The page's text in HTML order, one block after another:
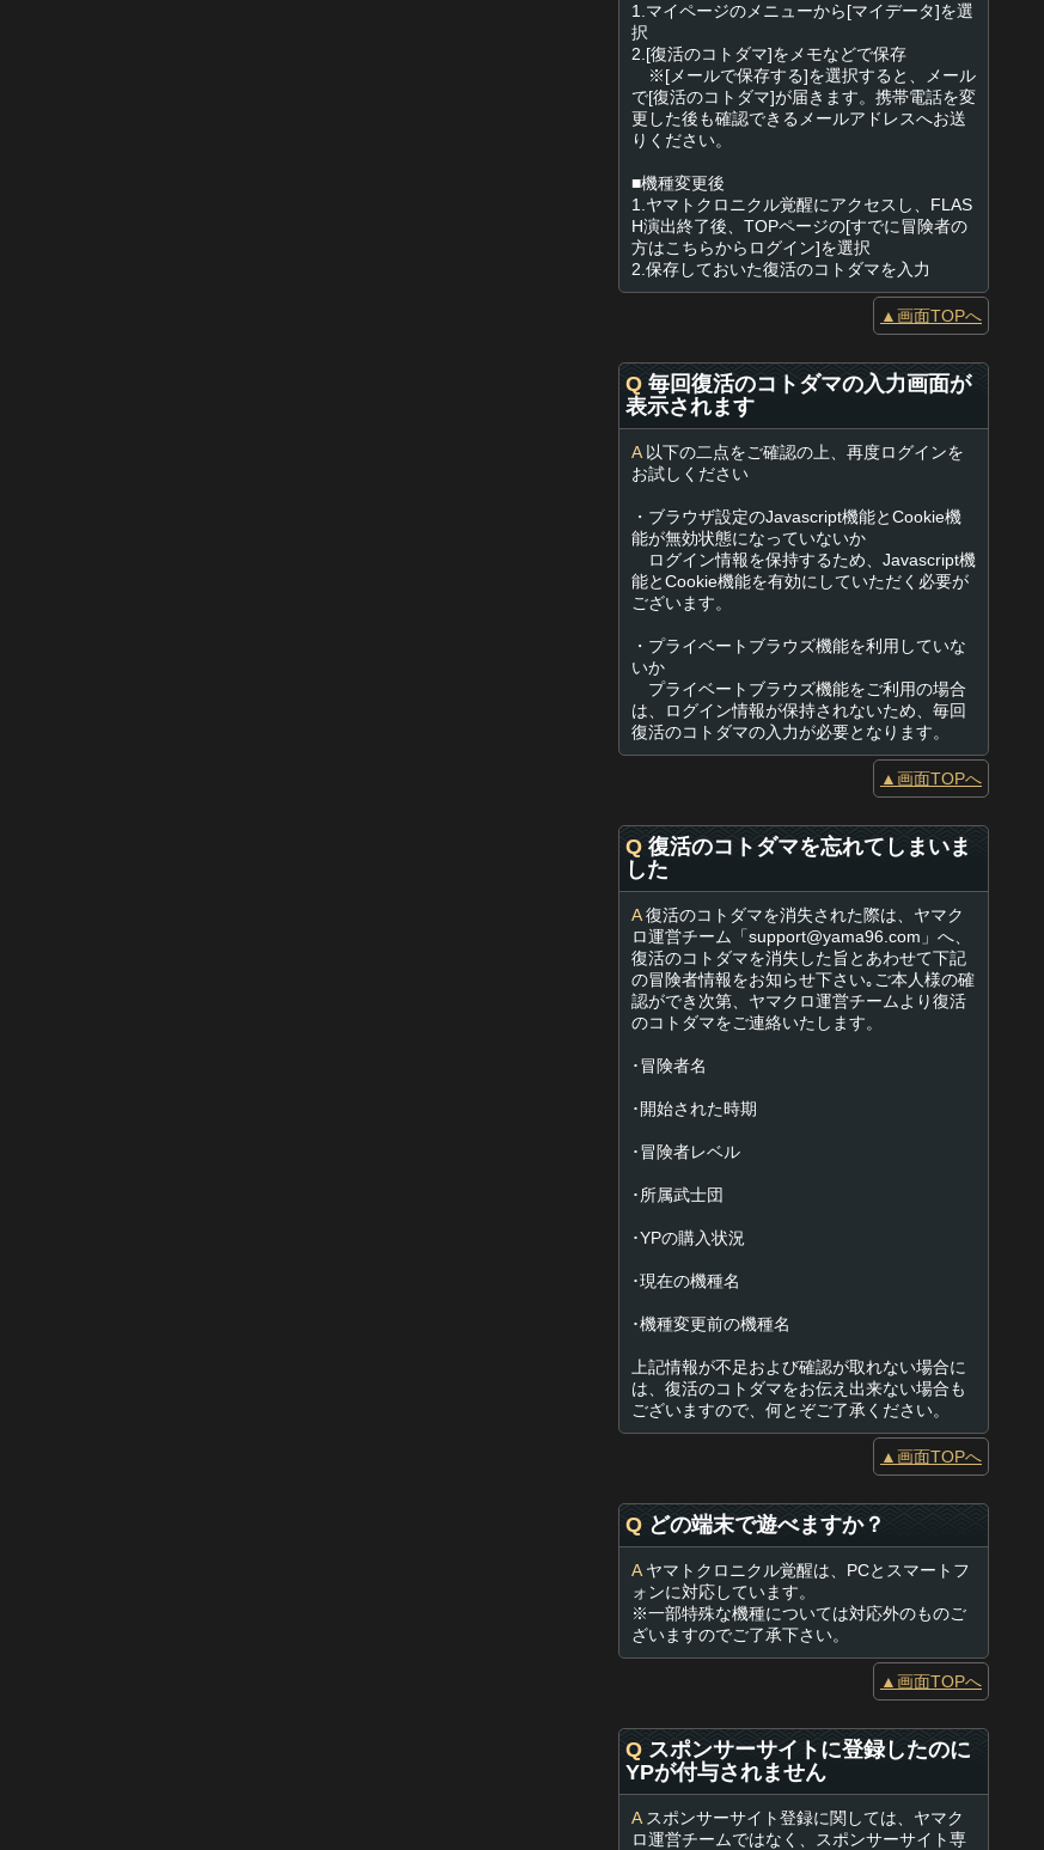
1.マイページのメニューから[マイデータ]を選
択
2.[復活のコトダマ]をメモなどで保存
※[メールで保存する]を選択すると、メール
で[復活のコトダマ]が届きます。携帯電話を変
更した後も確認できるメールアドレスへお送
りください。
■機種変更後
1.ヤマトクロニクル覚醒にアクセスし、FLAS
H演出終了後、TOPページの[すでに冒険者の
方はこちらからログイン]を選択
2.保存しておいた復活のコトダマを入力
▲画面TOPへ
Q 毎回復活のコトダマの入力画面が
表示されます
A以下の二点をご確認の上、再度ログインを
お試しください
・ブラウザ設定のJavascript機能とCookie機
能が無効状態になっていないか
ログイン情報を保持するため、Javascript機
能とCookie機能を有効にしていただく必要が
ございます。
・プライベートブラウズ機能を利用していな
いか
プライベートブラウズ機能をご利用の場合
は、ログイン情報が保持されないため、毎回
復活のコトダマの入力が必要となります。
▲画面TOPへ
Q 復活のコトダマを忘れてしまいま
した
A復活のコトダマを消失された際は、ヤマク
ロ運営チーム「support@yama96.com 」へ、
復活のコトダマを消失した旨とあわせて下記
の冒険者情報をお知らせ下さい｡ご本人様の確
認ができ次第、ヤマクロ運営チームより復活
のコトダマをご連絡いたします。
･冒険者名
･開始された時期
･冒険者レベル
･所属武士団
･YPの購入状況
･現在の機種名
･機種変更前の機種名
上記情報が不足および確認が取れない場合に
は、復活のコトダマをお伝え出来ない場合も
ございますので、何とぞご了承ください。
▲画面TOPへ
Q どの端末で遊べますか？
Aヤマトクロニクル覚醒は、PCとスマートフ
ォンに対応しています。
※一部特殊な機種については対応外のものご
ざいますのでご了承下さい。
▲画面TOPへ
Q スポンサーサイトに登録したのに
YPが付与されません
Aスポンサーサイト登録に関しては、ヤマク
ロ運営チームではなく、スポンサーサイト専